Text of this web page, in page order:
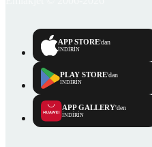
APP STORE'dan
İNDİRİN
PLAY STORE'dan
İNDİRİN
APP GALLERY'den
İNDİRİN